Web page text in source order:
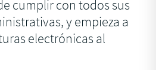
cumplir con todos sus
y empieza a
electrónicas al